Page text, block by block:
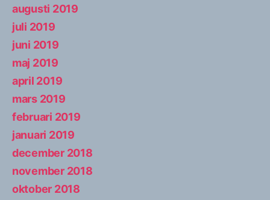
augusti 2019
juli 2019
juni 2019
maj 2019
april 2019
mars 2019
februari 2019
januari 2019
december 2018
november 2018
oktober 2018